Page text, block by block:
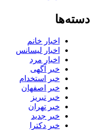
دسته‌ها
اخبار خانم
اخبار لیسانس
اخبار مرد
خبر آگهی
خبر استخدام
خبر اصفهان
خبر تبریز
خبر تهران
خبر جدید
خبر دکترا